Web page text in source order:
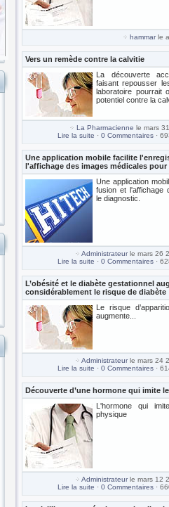
hammarle
Vers un remède contre la calvitie
La découverte
faisant repousser
laboratoire pourrait
potentiel contre la
La Pharmacienne le mars
Lire la suite · 0 Commentaires ·
Une application mobile facilite
l'affichage des images médicales
Une application
fusion et l'affichage
le diagnostic.
Administrateurle mars 26
Lire la suite · 0 Commentaires ·
L’obésité et le diabète gestationnel
considérablement le risque de diabète
Le risque
augmente...
Administrateurle mars 24
Lire la suite · 0 Commentaires ·
Découverte d’une hormone qui imite
L'hormone qui
physique
Administrateurle mars 12
Lire la suite · 0 Commentaires ·